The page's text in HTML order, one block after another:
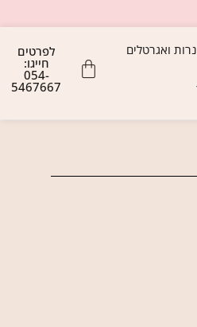
נרות ואגרטלים לפרטים
חייגו:
054-
5467667